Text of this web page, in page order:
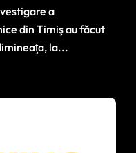
a
din Timiş au făcut
la...